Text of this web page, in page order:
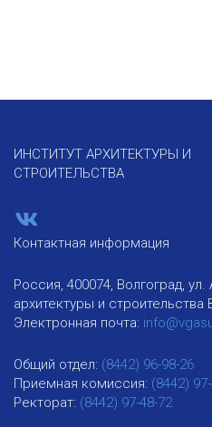
ИНСТИТУТ АРХИТЕКТУРЫ И
СТРОИТЕЛЬСТВА
Контактная информация
Россия, 400074, Волгоград,
архитектуры и строительства
Электронная почта:
Общий отдел: (8442) 96-98-26
Приемная комиссия: (8442)
Ректорат: (8442) 97-48-72